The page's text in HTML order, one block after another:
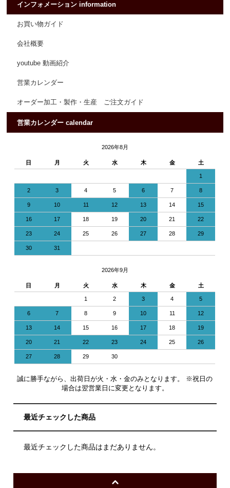
インフォメーション information
お買い物ガイド
会社概要
youtube 動画紹介
営業カレンダー
オーダー加工・製作・生産 ご注文ガイド
営業カレンダー calendar
2026年8月
日 月 火 水 木 金 土
1
2 3 4 5 6 7 8
9 10 11 12 13 14 15
16 17 18 19 20 21 22
23 24 25 26 27 28 29
30 31
2026年9月
日 月 火 水 木 金 土
1 2 3 4 5
6 7 8 9 10 11 12
13 14 15 16 17 18 19
20 21 22 23 24 25 26
27 28 29 30
誠に勝手ながら、出荷日が火・水・金のみとなります。 ※祝日の
場合は翌営業日に変更となります。
最近チェックした商品
最近チェックした商品はまだありません。